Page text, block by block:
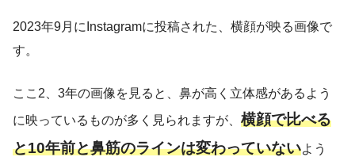
2023年9月にInstagramに投稿された、横顔が映る画像で
す。
ここ2、3年の画像を見ると、鼻が高く立体感があるよう
に映っているものが多く見られますが、 横顔で比べる
と10年前と鼻筋のラインは変わっていないよう